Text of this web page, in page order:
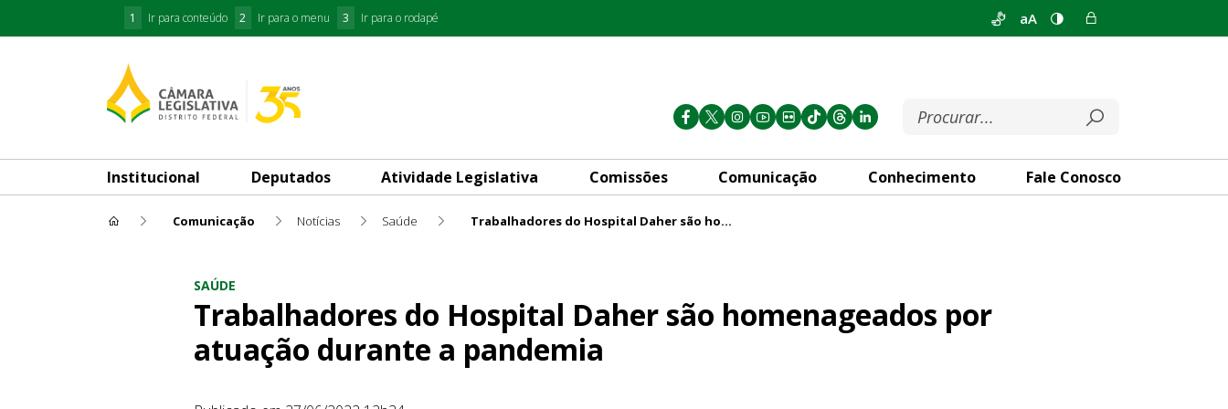
1 Ir para conteúdo 2 Ir para o menu 3 Ir para o rodapé aA
Institucional Deputados Atividade Legislativa Comissões Comunicação Conhecimento Fale Conosco
Comunicação Notícias Saúde Trabalhadores do Hospital Daher são homenageados por atuação durante a pandemia
SAÚDE
Trabalhadores do Hospital Daher são homenageados por
atuação durante a pandemia